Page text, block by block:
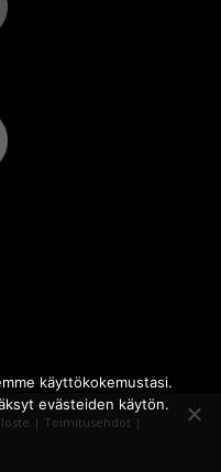
| Toimitusehdot |
käyttökokemustasi.
evästeiden käytön.